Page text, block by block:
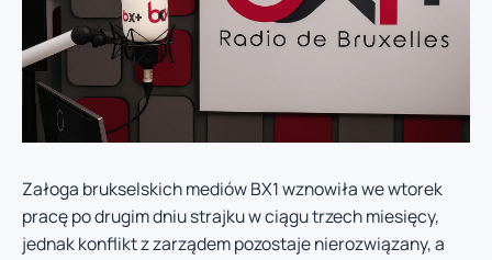
Załoga brukselskich mediów BX1 wznowiła we wtorek
pracę po drugim dniu strajku w ciągu trzech miesięcy,
jednak konflikt z zarządem pozostaje nierozwiązany, a